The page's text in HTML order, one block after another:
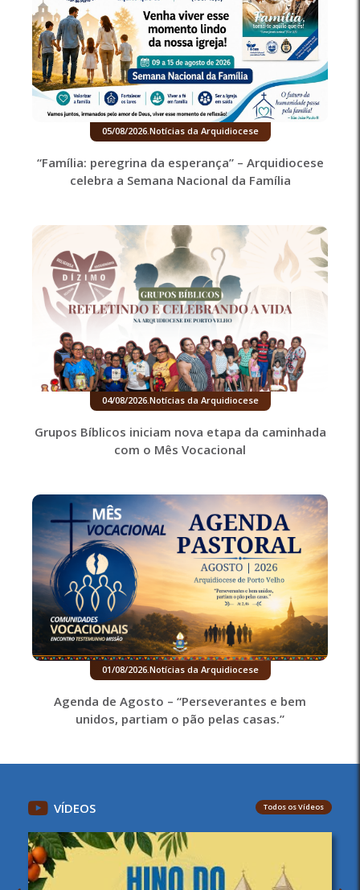
05/08/2026.Notícias da Arquidiocese
“Família: peregrina da esperança” – Arquidiocese
celebra a Semana Nacional da Família
04/08/2026.Notícias da Arquidiocese
Grupos Bíblicos iniciam nova etapa da caminhada
com o Mês Vocacional
01/08/2026.Notícias da Arquidiocese
Agenda de Agosto – “Perseverantes e bem
unidos, partiam o pão pelas casas.”
VÍDEOS Todos os Vídeos